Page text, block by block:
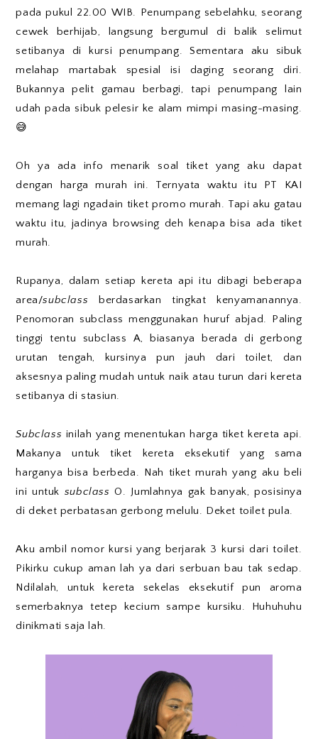
pada pukul 22.00 WIB. Penumpang sebelahku, seorang
cewek berhijab, langsung bergumul di balik selimut
setibanya di kursi penumpang. Sementara aku sibuk
melahap martabak spesial isi daging seorang diri.
Bukannya pelit gamau berbagi, tapi penumpang lain
udah pada sibuk pelesir ke alam mimpi masing-masing.
😅
Oh ya ada info menarik soal tiket yang aku dapat
dengan harga murah ini. Ternyata waktu itu PT KAI
memang lagi ngadain tiket promo murah. Tapi aku gatau
waktu itu, jadinya browsing deh kenapa bisa ada tiket
murah.
Rupanya, dalam setiap kereta api itu dibagi beberapa
area/subclass berdasarkan tingkat kenyamanannya.
Penomoran subclass menggunakan huruf abjad. Paling
tinggi tentu subclass A, biasanya berada di gerbong
urutan tengah, kursinya pun jauh dari toilet, dan
aksesnya paling mudah untuk naik atau turun dari kereta
setibanya di stasiun.
Subclass inilah yang menentukan harga tiket kereta api.
Makanya untuk tiket kereta eksekutif yang sama
harganya bisa berbeda. Nah tiket murah yang aku beli
ini untuk subclass O. Jumlahnya gak banyak, posisinya
di deket perbatasan gerbong melulu. Deket toilet pula.
Aku ambil nomor kursi yang berjarak 3 kursi dari toilet.
Pikirku cukup aman lah ya dari serbuan bau tak sedap.
Ndilalah, untuk kereta sekelas eksekutif pun aroma
semerbaknya tetep kecium sampe kursiku. Huhuhuhu
dinikmati saja lah.